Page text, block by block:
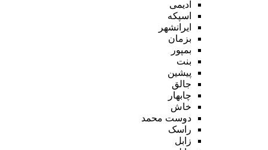
ادیمی
اسپکه
ایرانشهر
بزمان
بمپور
بنت
پیشین
جالق
چابهار
خاش
دوست محمد
راسک
زابل